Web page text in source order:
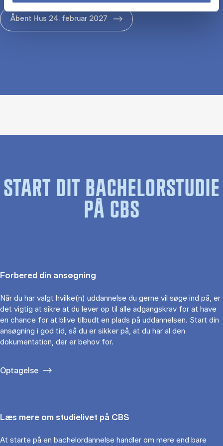
Åbent Hus 24. februar 2027
START DIT BACHELORSTUDIE
PÅ CBS
Forbered din ansøgning
Når du har valgt hvilke(n) uddannelse du gerne vil søge ind på, er
det vigtig at sikre at du lever op til alle adgangskrav for at have
en chance for at blive tilbudt en plads på uddannelsen. Start din
ansøgning i god tid, så du er sikker på, at du har al den
dokumentation, der er behov for.
Optagelse
Læs mere om studielivet på CBS
At starte på en bachelordannelse handler om mere end bare